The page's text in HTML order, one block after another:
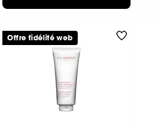
Offre fidélité web